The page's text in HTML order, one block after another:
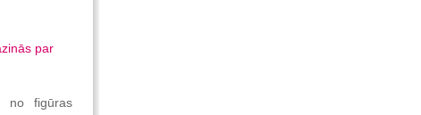
par
no figūras